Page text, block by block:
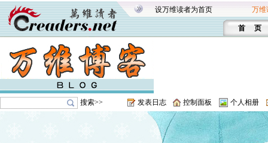
设万维读者为首页 万维
首 页
搜索>> 发表日志 控制面板 个人相册